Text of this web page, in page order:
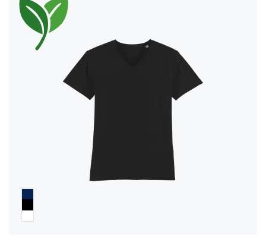
jours
Droit de
rétractation